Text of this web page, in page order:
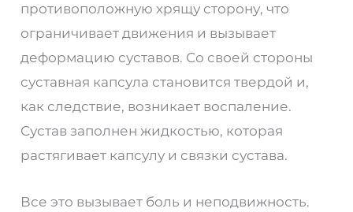
противоположную хрящу сторону, что
ограничивает движения и вызывает
деформацию суставов. Со своей стороны
суставная капсула становится твердой и,
как следствие, возникает воспаление.
Сустав заполнен жидкостью, которая
растягивает капсулу и связки сустава.
Все это вызывает боль и неподвижность.